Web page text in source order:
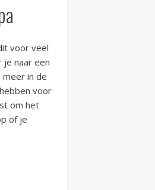
voor veel
naar een
in de
voor
om het
of je